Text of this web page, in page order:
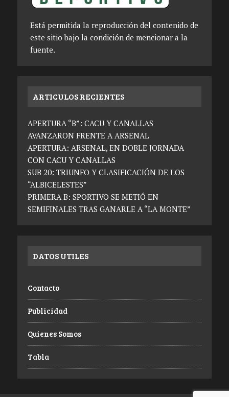
Está permitida la reproducción del contenido de
este sitio bajo la condición de mencionar a la
fuente.
ARTICULOS RECIENTES
APERTURA “B”: CACU Y CANALLAS
AVANZARON FRENTE A ARSENAL
APERTURA: ARSENAL, EN DOBLE JORNADA
CON CACU Y CANALLAS
SUB 20: TRIUNFO Y CLASIFICACIÓN DE LOS
“ALBICELESTES”
PRIMERA B: SPORTIVO SE METIÓ EN
SEMIFINALES TRAS GANARLE A “LA MONTE”
DATOS UTILES
Contacto
Publicidad
Quienes Somos
Tabla